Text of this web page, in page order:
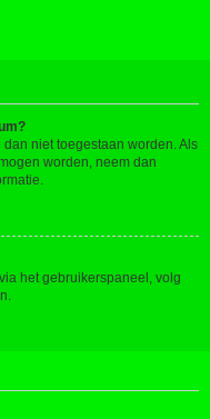
niet toegestaan worden. Als
worden, neem dan
het gebruikerspaneel, volg